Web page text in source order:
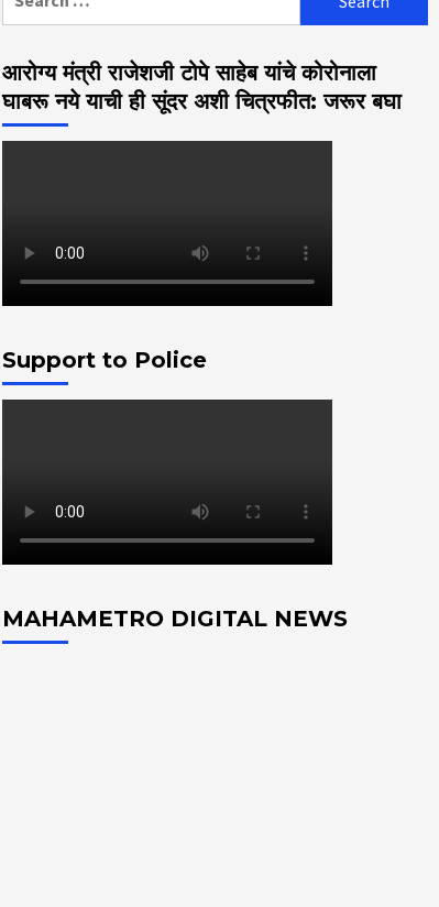
आरोग्य मंत्री राजेशजी टोपे साहेब यांचे कोरोनाला
घाबरू नये याची ही सूंदर अशी चित्रफीत: जरूर बघा
Support to Police
MAHAMETRO DIGITAL NEWS